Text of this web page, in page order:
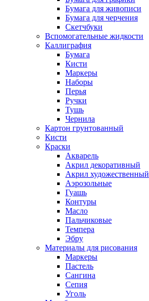
Бумага для живописи
Бумага для черчения
Скетчбуки
Вспомогательные жидкости
Каллиграфия
Бумага
Кисти
Маркеры
Наборы
Перья
Ручки
Тушь
Чернила
Картон грунтованный
Кисти
Краски
Акварель
Акрил декоративный
Акрил художественный
Аэрозольные
Гуашь
Контуры
Масло
Пальчиковые
Темпера
Эбру
Материалы для рисования
Маркеры
Пастель
Сангина
Сепия
Уголь